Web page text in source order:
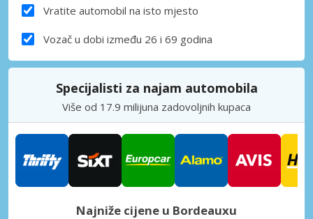
Vratite automobil na isto mjesto
Vozač u dobi između 26 i 69 godina
Specijalisti za najam automobila
Više od 17.9 milijuna zadovoljnih kupaca
Najniže cijene u Bordeauxu